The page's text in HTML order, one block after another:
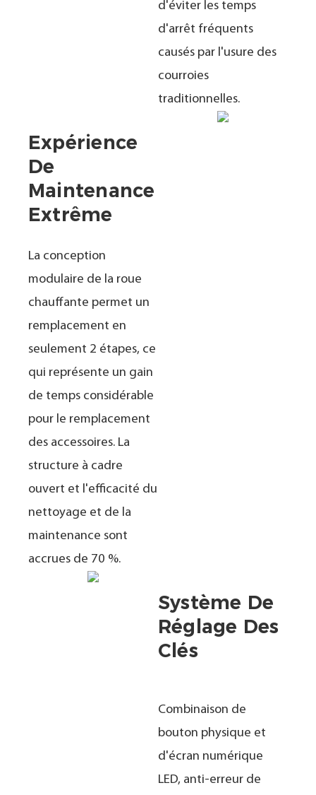
d'éviter les temps
d'arrêt fréquents
causés par l'usure des
courroies
traditionnelles.
Expérience
De
Maintenance
Extrême
La conception
modulaire de la roue
chauffante permet un
remplacement en
seulement 2 étapes, ce
qui représente un gain
de temps considérable
pour le remplacement
des accessoires. La
structure à cadre
ouvert et l'efficacité du
nettoyage et de la
maintenance sont
accrues de 70 %.
Système De
Réglage Des
Clés
Combinaison de
bouton physique et
d'écran numérique
LED, anti-erreur de